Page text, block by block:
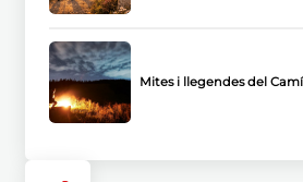
Mites i llegendes del